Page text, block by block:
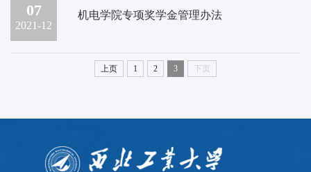
07
2021-12
机电学院专项奖学金管理办法
上页 1 2 3 下页